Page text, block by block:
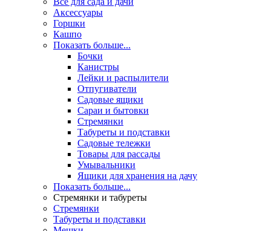
Аксессуары
Горшки
Кашпо
Показать больше...
Бочки
Канистры
Лейки и распылители
Отпугиватели
Садовые ящики
Сараи и бытовки
Стремянки
Табуреты и подставки
Садовые тележки
Товары для рассады
Умывальники
Ящики для хранения на дачу
Показать больше...
Стремянки и табуреты
Стремянки
Табуреты и подставки